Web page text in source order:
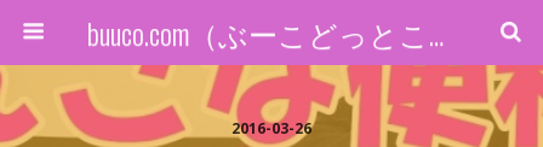
buuco.com（ぶーこどっとこむ）
2016-03-26